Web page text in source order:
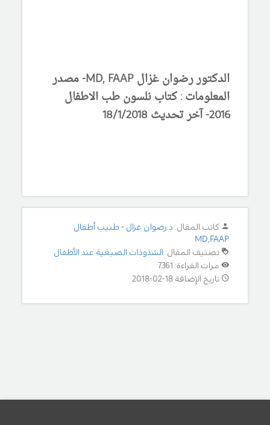
الدكتور رضوان غزال MD, FAAP- مصدر
المعلومات : كتاب نلسون طب الاطفال
2016- آخر تحديث 18/1/2018
كاتب المقال: د.رضوان غزال - طبيب أطفال
MD,FAAP
تصنيف المقال: الشذوذات الصبغية عند الأطفال
مرات القراءة: 7361
تاريخ الإضافة 18-02-2018